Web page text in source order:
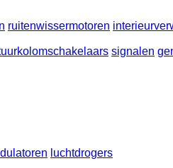
ruitenwissermotoren
signalen
luchtdrogers